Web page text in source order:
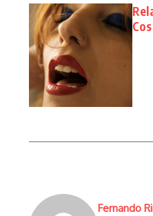
Fernando